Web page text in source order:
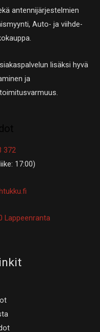
antennijärjestelmien
Auto- ja viihde-
lisäksi hyvä
ja
372
17:00)
Lappeenranta